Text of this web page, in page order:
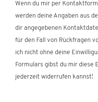
Wenn du mir per
werden deine Angaben aus
dir angegebenen
für den Fall von Rückfragen
ich nicht ohne deine
Formulars gibst du mir diese
jederzeit widerrufen kannst!